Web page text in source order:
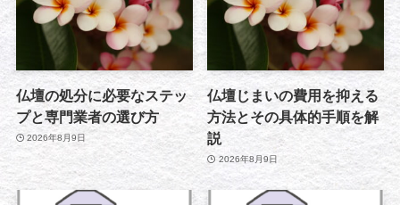
仏壇の処分に必要なステッ
プと専門業者の選び方
2026年8月9日
仏壇じまいの費用を抑える
方法とその具体的手順を解
説
2026年8月9日